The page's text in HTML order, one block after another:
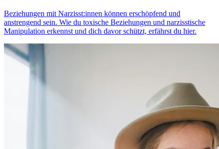
Beziehungen mit Narzisst:innen können erschöpfend und
anstrengend sein. Wie du toxische Beziehungen und narzisstische
Manipulation erkennst und dich davor schützt, erfährst du hier.